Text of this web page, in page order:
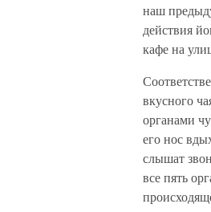
наш
действия
кафе на
вкусного
органами
его нос
слышат
все пять